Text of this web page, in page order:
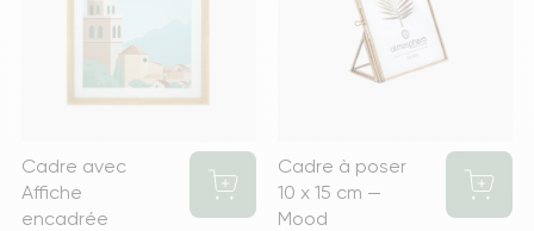
Cadre avec
Affiche
encadrée
Cadre à poser
10 x 15 cm —
Mood